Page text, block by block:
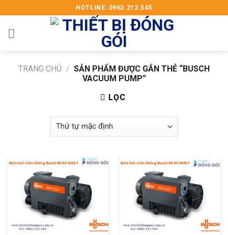
to
content
HOTLINE: 0962.212.545
TRANG CHỦ / SẢN PHẨM ĐƯỢC GẮN THẺ “BUSCH
VACUUM PUMP”
LỌC